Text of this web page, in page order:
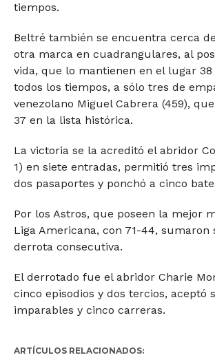
tiempos.
Beltré también se encuentra cerca
otra marca en cuadrangulares, al
vida, que lo mantienen en el lugar
todos los tiempos, a sólo tres de
venezolano Miguel Cabrera (459),
37 en la lista histórica.
La victoria se la acreditó el abridor
1) en siete entradas, permitió tres
dos pasaportes y ponchó a cinco
Por los Astros, que poseen la mejor
Liga Americana, con 71-44, sumaron
derrota consecutiva.
El derrotado fue el abridor Charie
cinco episodios y dos tercios, aceptó
imparables y cinco carreras.
ARTÍCULOS RELACIONADOS: